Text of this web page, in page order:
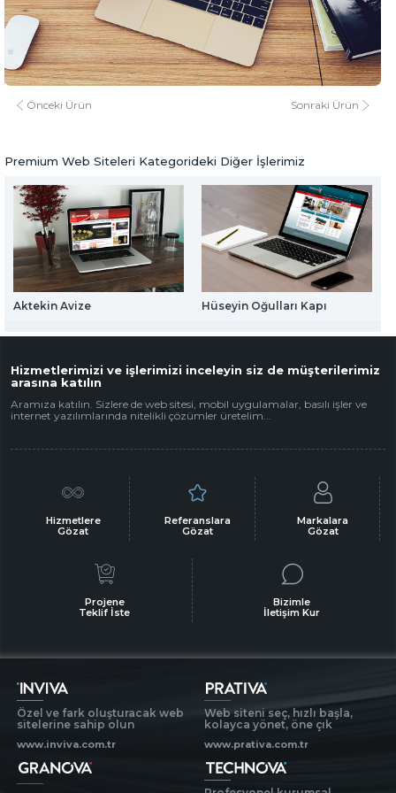
Web Mail Arayüzü
için Tıklayınız
Hidrocel
www.hidrocel.com.tr
www.hidrocel.com.tr Premium Web Siteleri
Önceki Ürün Sonraki Ürün
Premium Web Siteleri Kategorideki Diğer İşlerimiz
Aktekin Avize Hüseyin Oğulları Kapı
Hizmetlerimizi ve işlerimizi inceleyin siz de müşterilerimiz
arasına katılın
Aramıza katılın. Sizlere de web sitesi, mobil uygulamalar, basılı işler ve
internet yazılımlarında nitelikli çözümler üretelim...
Hizmetlere
Gözat
Referanslara
Gözat
Markalara
Gözat
Projene
Teklif İste
Bizimle
İletişim Kur
Özel ve fark oluşturacak web
sitelerine sahip olun
www.inviva.com.tr
Web siteni seç, hızlı başla,
kolayca yönet, öne çık
www.prativa.com.tr